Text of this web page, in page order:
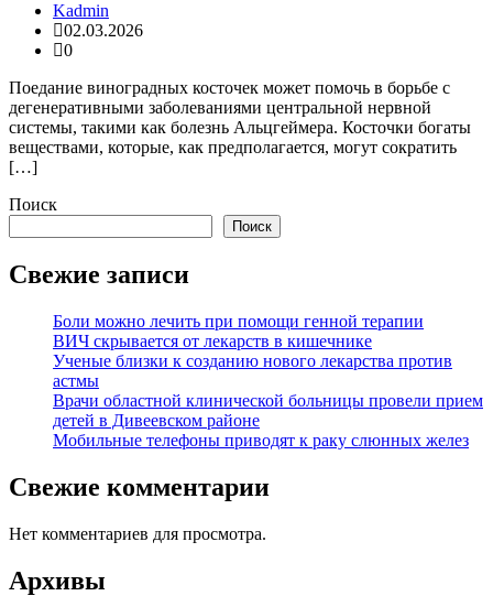
Kadmin
02.03.2026
0
Поедание виноградных косточек может помочь в борьбе с
дегенеративными заболеваниями центральной нервной
системы, такими как болезнь Альцгеймера. Косточки богаты
веществами, которые, как предполагается, могут сократить
[…]
Поиск
Поиск
Свежие записи
Боли можно лечить при помощи генной терапии
ВИЧ скрывается от лекарств в кишечнике
Ученые близки к созданию нового лекарства против
астмы
Врачи областной клинической больницы провели прием
детей в Дивеевском районе
Мобильные телефоны приводят к раку слюнных желез
Свежие комментарии
Нет комментариев для просмотра.
Архивы